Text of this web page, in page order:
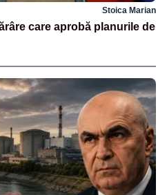
Stoica Marian
care aprobă planurile de